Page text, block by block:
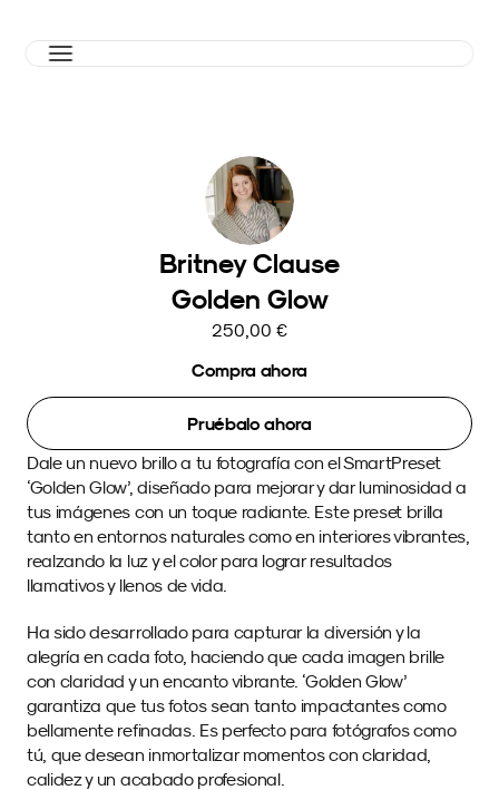
Britney Clause
Golden Glow
250,00 €
Compra ahora
Pruébalo ahora
Dale un nuevo brillo a tu fotografía con el SmartPreset
‘Golden Glow’, diseñado para mejorar y dar luminosidad a
tus imágenes con un toque radiante. Este preset brilla
tanto en entornos naturales como en interiores vibrantes,
realzando la luz y el color para lograr resultados
llamativos y llenos de vida.
Ha sido desarrollado para capturar la diversión y la
alegría en cada foto, haciendo que cada imagen brille
con claridad y un encanto vibrante. ‘Golden Glow’
garantiza que tus fotos sean tanto impactantes como
bellamente refinadas. Es perfecto para fotógrafos como
tú, que desean inmortalizar momentos con claridad,
calidez y un acabado profesional.